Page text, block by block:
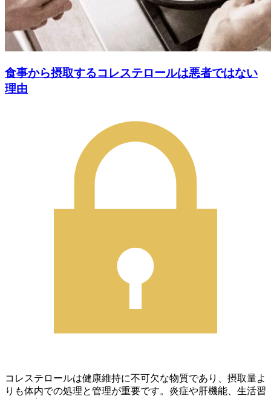
食事から摂取するコレステロールは悪者ではない
理由
コレステロールは健康維持に不可欠な物質であり、摂取量よ
りも体内での処理と管理が重要です。炎症や肝機能、生活習